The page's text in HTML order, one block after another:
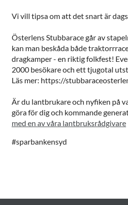
Vi vill tipsa om att det snart är
Österlens Stubbarace går av
kan man beskåda både
dragkamper - en riktig folkfest!
2000 besökare och ett tjugotal
Läs mer: https://
Är du lantbrukare och nyfiken på
göra för dig och kommande
med en av våra lantbruksrådgivare
#sparbankensyd